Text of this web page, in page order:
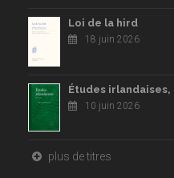
Loi de la hird
18 juin 2026
Études irlandaises,
10 juin 2026
plus de titres